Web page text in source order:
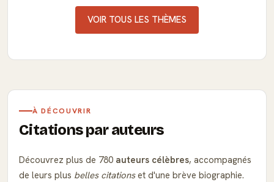
VOIR TOUS LES THÈMES
À DÉCOUVRIR
Citations par auteurs
Découvrez plus de 780 auteurs célèbres, accompagnés
de leurs plus belles citationset d'une brève biographie.